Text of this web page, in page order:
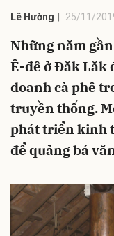
Lê Hường 25/11/
Những năm
Ê-đê ở Đăk Lăk
doanh cà phê
truyền thống.
phát triển kinh
để quảng bá